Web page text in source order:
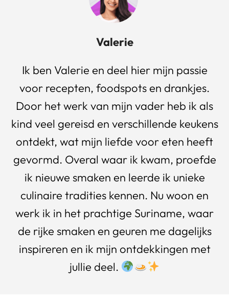
Valerie
Ik ben Valerie en deel hier mijn passie
voor recepten, foodspots en drankjes.
Door het werk van mijn vader heb ik als
kind veel gereisd en verschillende keukens
ontdekt, wat mijn liefde voor eten heeft
gevormd. Overal waar ik kwam, proefde
ik nieuwe smaken en leerde ik unieke
culinaire tradities kennen. Nu woon en
werk ik in het prachtige Suriname, waar
de rijke smaken en geuren me dagelijks
inspireren en ik mijn ontdekkingen met
jullie deel.